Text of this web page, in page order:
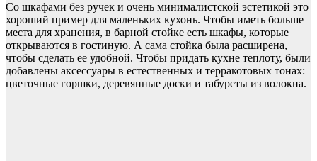
Со шкафами без ручек и очень минималистской эстетикой это
хороший пример для маленьких кухонь. Чтобы иметь больше
места для хранения, в барной стойке есть шкафы, которые
открываются в гостиную. А сама стойка была расширена,
чтобы сделать ее удобной. Чтобы придать кухне теплоту, были
добавлены аксессуары в естественных и терракотовых тонах:
цветочные горшки, деревянные доски и табуреты из волокна.